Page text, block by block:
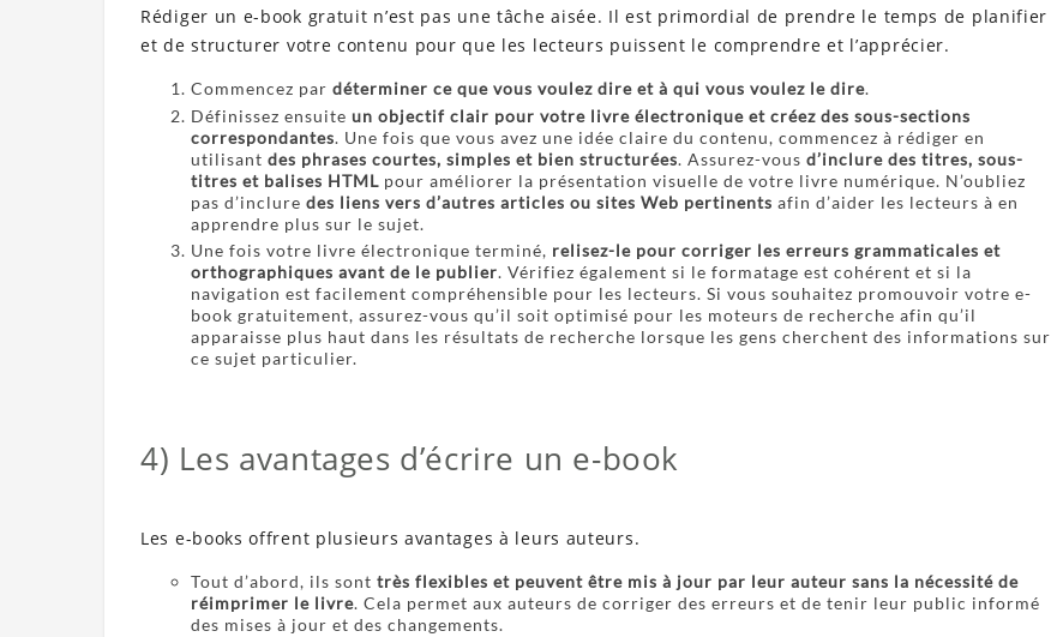
Rédiger un e-book gratuit n’est pas une tâche aisée. Il est primordial de prendre le temps de planifier
et de structurer votre contenu pour que les lecteurs puissent le comprendre et l’apprécier.
Commencez par déterminer ce que vous voulez dire et à qui vous voulez le dire.
Définissez ensuite un objectif clair pour votre livre électronique et créez des sous-sections
correspondantes. Une fois que vous avez une idée claire du contenu, commencez à rédiger en
utilisant des phrases courtes, simples et bien structurées. Assurez-vous d’inclure des titres, sous-
titres et balises HTML pour améliorer la présentation visuelle de votre livre numérique. N’oubliez
pas d’inclure des liens vers d’autres articles ou sites Web pertinents afin d’aider les lecteurs à en
apprendre plus sur le sujet.
Une fois votre livre électronique terminé, relisez-le pour corriger les erreurs grammaticales et
orthographiques avant de le publier. Vérifiez également si le formatage est cohérent et si la
navigation est facilement compréhensible pour les lecteurs. Si vous souhaitez promouvoir votre e-
book gratuitement, assurez-vous qu’il soit optimisé pour les moteurs de recherche afin qu’il
apparaisse plus haut dans les résultats de recherche lorsque les gens cherchent des informations sur
ce sujet particulier.
4) Les avantages d’écrire un e-book
Les e-books offrent plusieurs avantages à leurs auteurs.
Tout d’abord, ils sont très flexibles et peuvent être mis à jour par leur auteur sans la nécessité de
réimprimer le livre. Cela permet aux auteurs de corriger des erreurs et de tenir leur public informé
des mises à jour et des changements.